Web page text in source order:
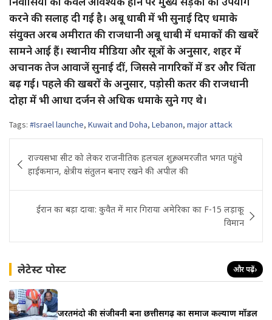
करने की सलाह दी गई है। अबू धाबी में भी सुनाई दिए धमाके
संयुक्त अरब अमीरात की राजधानी अबू धाबी में धमाकों की खबरें
सामने आई हैं। स्थानीय मीडिया और सूत्रों के अनुसार, शहर में
अचानक तेज आवाजें सुनाई दीं, जिससे नागरिकों में डर और चिंता
बढ़ गई। पहले की खबरों के अनुसार, पड़ोसी कतर की राजधानी
दोहा में भी आधा दर्जन से अधिक धमाके सुने गए थे।
Tags: #Israel launche, Kuwait and Doha, Lebanon, major attack
navigation
राज्यसभा सीट को लेकर राजनीतिक हलचल शुरू, अमरजीत भगत पहुंचे
हाईकमान, क्षेत्रीय संतुलन बनाए रखने की अपील की
ईरान का बड़ा दावा: कुवैत में मार गिराया अमेरिका का F-15 लड़ाकू
विमान
लेटेस्ट पोस्ट और पढ़ें›
जरूरतमंदो की संजीवनी बना छत्तीसगढ़ का समाज कल्याण मॉडल